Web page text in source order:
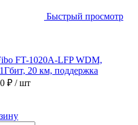
Быстрый просмотр
FT-1020A-LFP WDM,
20 км, поддержка
₽ / шт